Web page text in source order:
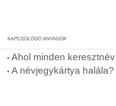
Ahol minden
A névjegykártya halála?